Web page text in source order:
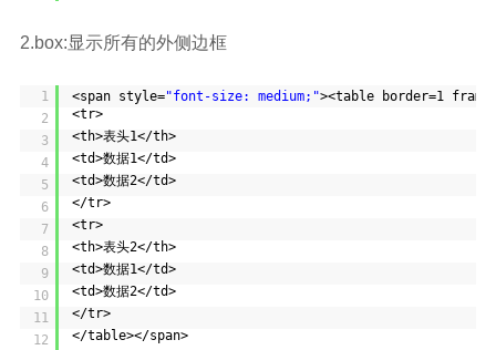
2.box:显示所有的外侧边框
1
2
3
4
5
6
7
8
9
10
11
12
<span style="font-size: medium;"><table border=1
<tr>
<th>表头1</th>
<td>数据1</td>
<td>数据2</td>
</tr>
<tr>
<th>表头2</th>
<td>数据1</td>
<td>数据2</td>
</tr>
</table></span>